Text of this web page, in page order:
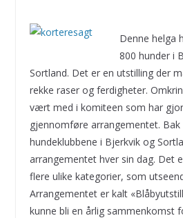
Denne helga
800 hunder i
Sortland. Det er en utstilling der
rekke raser og ferdigheter.
vært med i komiteen som har
gjennomføre arrangementet.
hundeklubbene i Bjerkvik og
arrangementet hver sin dag. Det
flere ulike kategorier, som
Arrangementet er kalt
kunne bli en årlig sammenkomst